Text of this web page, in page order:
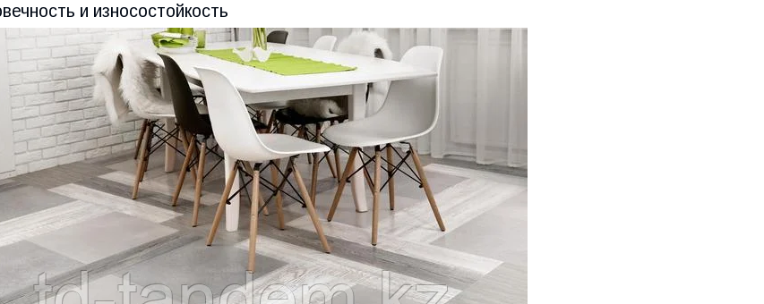
и износостойкость